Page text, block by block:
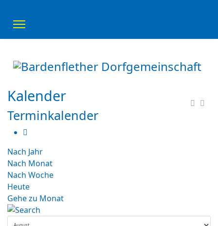
Kalender
Terminkalender
Nach Jahr
Nach Monat
Nach Woche
Heute
Gehe zu Monat